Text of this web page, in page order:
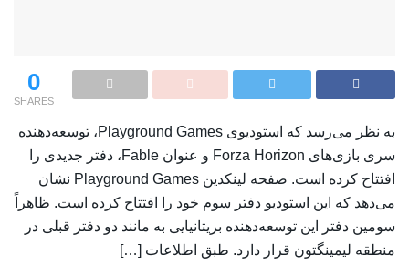
0
SHARES
به نظر می‌رسد که استودیوی Playground Games، توسعه‌دهنده
سری بازی‌های Forza Horizon و عنوان Fable، دفتر جدیدی را
افتتاح کرده است. صفحه لینکدین Playground Games نشان
می‌دهد که این استودیو دفتر سوم خود را افتتاح کرده است. ظاهراً
سومین دفتر این توسعه‌دهنده بریتانیایی به مانند دو دفتر قبلی در
منطقه لیمینگتون قرار دارد. طبق اطلاعات […]